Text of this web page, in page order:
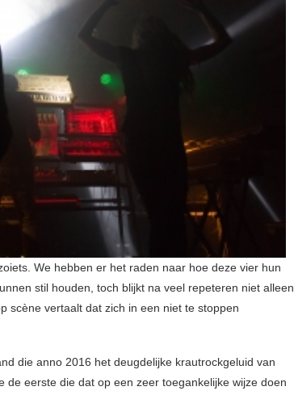
We hebben er het raden naar hoe deze vier hun
stil houden, toch blijkt na veel repeteren niet alleen
scène vertaalt dat zich in een niet te stoppen
die anno 2016 het deugdelijke krautrockgeluid van
de eerste die dat op een zeer toegankelijke wijze doen